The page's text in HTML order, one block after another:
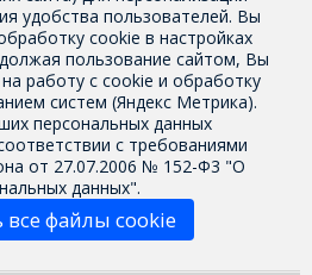
удобства пользователей. Вы
cookie в настройках
пользование сайтом, Вы
работу с cookie и обработку
систем (Яндекс Метрика).
персональных данных
с требованиями
от 27.07.2006 № 152-Ф3 "О
данных".
файлы cookie